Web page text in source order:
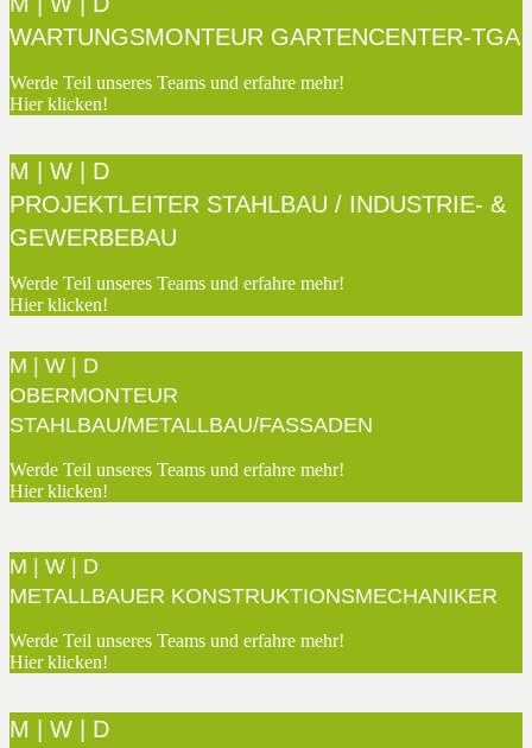
WARTUNGSMONTEUR GARTENCENTER-TGA
Werde Teil unseres Teams und erfahre mehr!
Hier klicken!
M | W | D
PROJEKTLEITER STAHLBAU / INDUSTRIE- &
GEWERBEBAU
Werde Teil unseres Teams und erfahre mehr!
Hier klicken!
M | W | D
OBERMONTEUR
STAHLBAU/METALLBAU/FASSADEN
Werde Teil unseres Teams und erfahre mehr!
Hier klicken!
M | W | D
METALLBAUER KONSTRUKTIONSMECHANIKER
Werde Teil unseres Teams und erfahre mehr!
Hier klicken!
M | W | D